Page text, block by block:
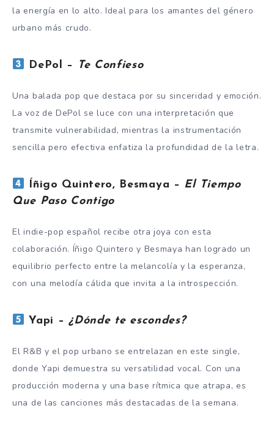
la energía en lo alto. Ideal para los amantes del género
urbano más crudo.
DePol – Te Confieso
Una balada pop que destaca por su sinceridad y emoción.
La voz de DePol se luce con una interpretación que
transmite vulnerabilidad, mientras la instrumentación
sencilla pero efectiva enfatiza la profundidad de la letra.
Íñigo Quintero, Besmaya – El Tiempo
Que Paso Contigo
El indie-pop español recibe otra joya con esta
colaboración. Íñigo Quintero y Besmaya han logrado un
equilibrio perfecto entre la melancolía y la esperanza,
con una melodía cálida que invita a la introspección.
Yapi –¿Dónde te escondes?
El R&B y el pop urbano se entrelazan en este single,
donde Yapi demuestra su versatilidad vocal. Con una
producción moderna y una base rítmica que atrapa, es
una de las canciones más destacadas de la semana.